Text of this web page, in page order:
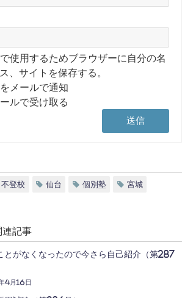
使用するためブラウザーに自分の名
、サイトを保存する。
メールで通知
ルで受け取る
不登校 仙台 個別塾 宮城
連記事
とがなくなったので今さら自己紹介（第287
4月16日